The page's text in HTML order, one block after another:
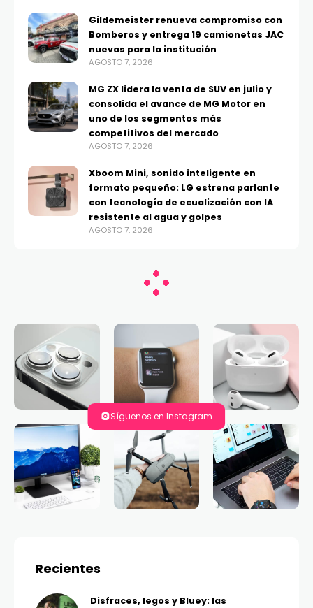
Gildemeister renueva compromiso con
Bomberos y entrega 19 camionetas JAC
nuevas para la institución
AGOSTO 7, 2026
MG ZX lidera la venta de SUV en julio y
consolida el avance de MG Motor en
uno de los segmentos más
competitivos del mercado
AGOSTO 7, 2026
Xboom Mini, sonido inteligente en
formato pequeño: LG estrena parlante
con tecnología de ecualización con IA
resistente al agua y golpes
AGOSTO 7, 2026
Síguenos en Instagram
Recientes
Disfraces, legos y Bluey: las